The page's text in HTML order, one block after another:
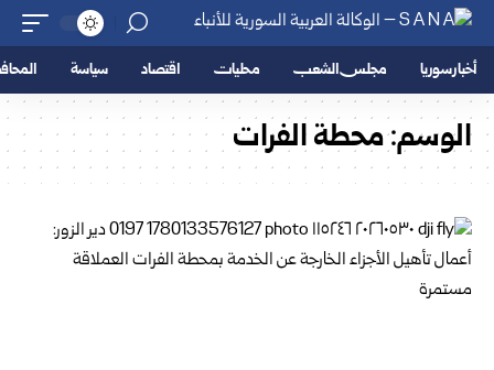
أخبار سوريا مجلس الشعب محليات اقتصاد سياسة
الوسم:محطة الفرات